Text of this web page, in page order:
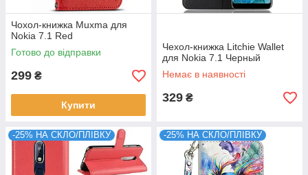
Чохол-книжка Muxma для
Nokia 7.1 Red
Готово до відправки
299 ₴
Купити
Чехол-книжка Litchie Wallet
для Nokia 7.1 Черный
Немає в наявності
329 ₴
-25% НА СКЛО/ПЛІВКУ -25% НА СКЛО/ПЛІВКУ